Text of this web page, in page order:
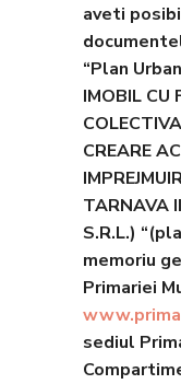
aveti
“Plan
IMOBIL CU
CREARE
TARNAVA
S.R.L.)
memoriu
Primariei
sediul